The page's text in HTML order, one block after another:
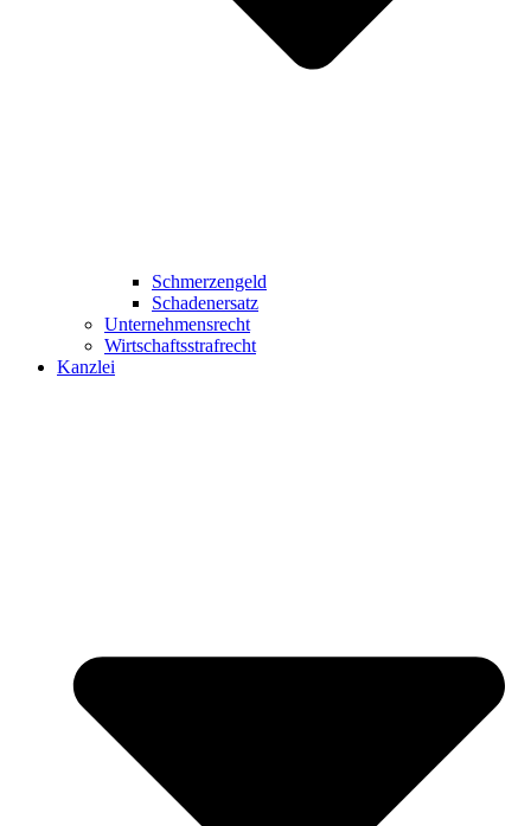
Schmerzengeld
Schadenersatz
Unternehmensrecht
Wirtschaftsstrafrecht
Kanzlei